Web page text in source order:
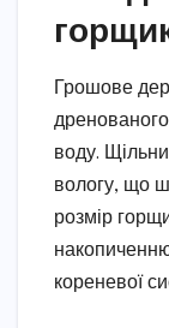
Грошове
воду.
вологу, що
розмір
кореневої